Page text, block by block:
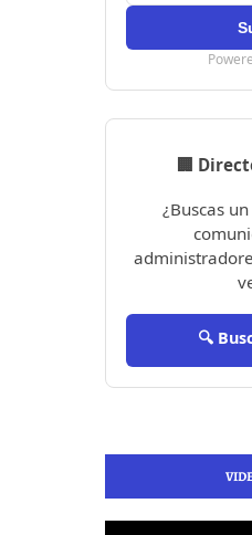
🏢
¿Buscas
🔍